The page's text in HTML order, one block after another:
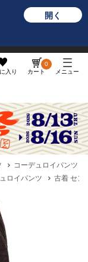
開く
入り カート
0
メニュー
コーデュロイパンツ
ロイパンツ 古着 セン